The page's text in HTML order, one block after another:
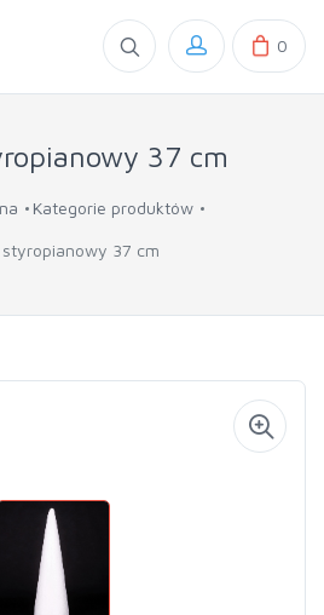
0
37 cm
Kategorie produktów
styropianowy 37 cm